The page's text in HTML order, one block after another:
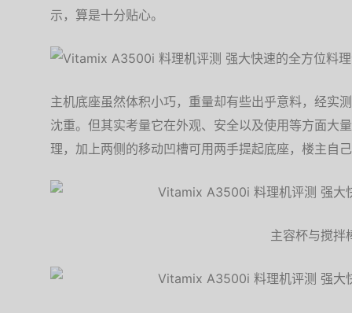
示，算是十分贴心。
主机底座虽然体积小巧，重量却有些出乎意料，经实
沈重。但其实考量它在外观、安全以及使用等方面大
理，加上两侧的移动凹槽可用两手提起底座，楼主自
主容杯与搅拌